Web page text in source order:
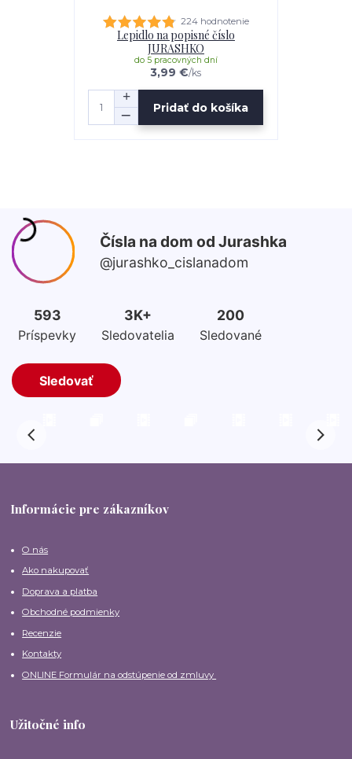
224 hodnotenie
Lepidlo na popisné číslo
JURASHKO
3,99 €/ks
do 5 pracovných dní
Pridať do košíka
Informácie pre zákazníkov
O nás
Ako nakupovať
Doprava a platba
Obchodné podmienky
Recenzie
Kontakty
ONLINE Formulár na odstúpenie od zmluvy
Užitočné info